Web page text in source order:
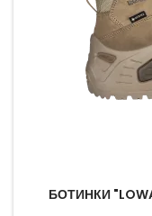
БОТИНКИ "LOWA